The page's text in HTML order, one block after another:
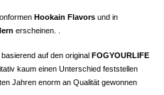
Hookain Flavors und in
erscheinen. .
auf den original FOGYOURLIFE
kaum einen Unterschied feststellen
Jahren enorm an Qualität gewonnen